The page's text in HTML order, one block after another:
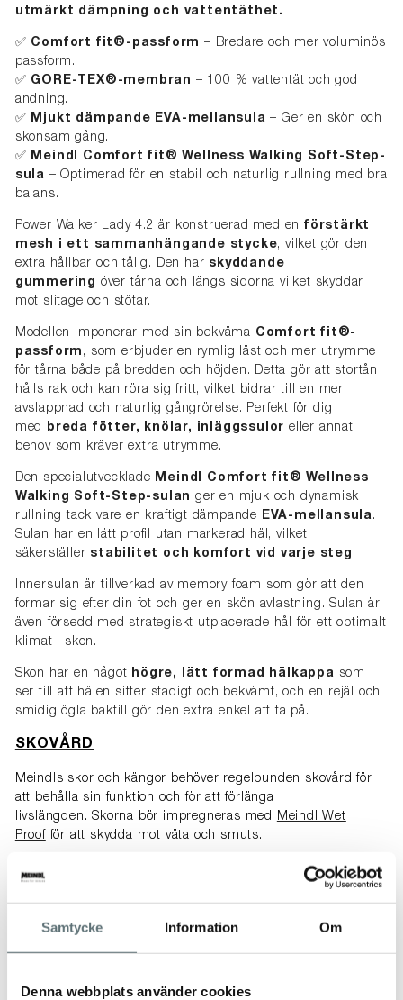
Samtycke Information Om
Denna webbplats använder cookies
utmärkt dämpning och vattentäthet.
✅ Comfort fit®-passform – Bredare och mer voluminös
passform.
✅ GORE-TEX®-membran – 100 % vattentät och god
andning.
✅ Mjukt dämpande EVA-mellansula – Ger en skön och
skonsam gång.
✅ Meindl Comfort fit® Wellness Walking Soft-Step-
sula – Optimerad för en stabil och naturlig rullning med bra
balans.
Power Walker Lady 4.2 är konstruerad med en förstärkt
mesh i ett sammanhängande stycke, vilket gör den
extra hållbar och tålig. Den har skyddande
gummering över tårna och längs sidorna vilket skyddar
mot slitage och stötar.
Modellen imponerar med sin bekväma Comfort fit®-
passform , som erbjuder en rymlig läst och mer utrymme
för tårna både på bredden och höjden. Detta gör att stortån
hålls rak och kan röra sig fritt, vilket bidrar till en mer
avslappnad och naturlig gångrörelse. Perfekt för dig
med
breda fötter, knölar, inläggssulor eller annat
behov som kräver extra utrymme.
Den specialutvecklade Meindl Comfort fit® Wellness
Walking Soft-Step-sulan ger en mjuk och dynamisk
rullning tack vare en kraftigt dämpande
EVA-mellansula .
Sulan har en lätt profil utan markerad häl, vilket
säkerställer stabilitet och komfort vid varje steg .
Innersulan är tillverkad av memory foam som gör att den
formar sig efter din fot och ger en skön avlastning. Sulan är
även försedd med strategiskt utplacerade hål för ett optimalt
klimat i skon.
Skon har en något högre, lätt formad hälkappa som
ser till att hälen sitter stadigt och bekvämt, och en rejäl och
smidig ögla baktill gör den extra enkel att ta på.
SKOVÅRD
Meindls skor och kängor behöver regelbunden skovård för
att behålla sin funktion och för att förlänga
livslängden. Skorna bör impregneras med
Meindl Wet
Proofför att skydda mot väta och smuts.
Hitta rätt storlek